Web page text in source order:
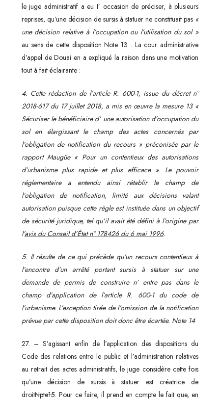
le juge administratif a eu I’ occasion de préciser, à plusieurs
reprises, qu’une décision de sursis à statuer ne constituait pas «
une décision relative à l’occupation ou l’utilisation du sol »
au sens de cette disposition Note 13 . La cour administrative
d’appel de Douai en a expliqué la raison dans une motivation
tout à fait éclairante :
4. Cette rédaction de l’article R. 600-1, issue du décret n°
2018-617 du 17 juillet 2018, a mis en œuvre la mesure 13 «
Sécuriser le bénéficiaire d’ une autorisation d’occupation du
sol en élargissant le champ des actes concernés par
l’obligation de notification du recours » préconisée par le
rapport Maugüe « Pour un contentieux des autorisations
d’urbanisme plus rapide et plus efficace ». Le pouvoir
réglementaire a entendu ainsi rétablir le champ de
l’obligation de notification, limité aux décisions valant
autorisation puisque cette règle est instituée dans un objectif
de sécurité juridique, tel qu’il avait été défini à l’origine par
l’avis du Conseil d’État n° 178426 du 6 mai 1996.
5. Il résulte de ce qui précède qu’un recours contentieux à
l’encontre d’un arrêté portant sursis à statuer sur une
demande de permis de construire n’ entre pas dans le
champ d’application de l’article R. 600-1 du code de
l’urbanisme. L’exception tirée de l’omission de la notification
prévue par cette disposition doit donc être écartée. Note 14
27. – S’agissant enfin de l’application des dispositions du
Code des relations entre le public et l’administration relatives
au retrait des actes administratifs, le juge considère cette fois
qu’une décision de sursis à statuer est créatrice de
droitNpte15. Pour ce faire, il prend en compte le fait que, en